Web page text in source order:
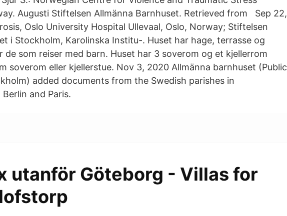
Augusti Stiftelsen Allmänna Barnhuset. Retrieved from Sep 22,
Oslo University Hospital Ullevaal, Oslo, Norway; Stiftelsen
i Stockholm, Karolinska Institu-. Huset har hage, terrasse og
de som reiser med barn. Huset har 3 soverom og et kjellerrom
soverom eller kjellerstue. Nov 3, 2020 Allmänna barnhuset (Public
added documents from the Swedish parishes in
and Paris.
utanför Göteborg - Villas for